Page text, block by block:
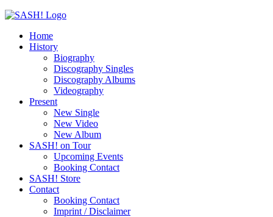
Home
History
Biography
Discography Singles
Discography Albums
Videography
Present
New Single
New Video
New Album
SASH! on Tour
Upcoming Events
Booking Contact
SASH! Store
Contact
Booking Contact
Imprint / Disclaimer